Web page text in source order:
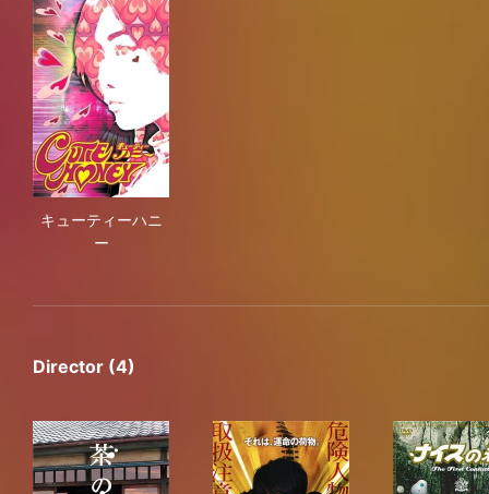
キューティーハニ
ー
Director (4)